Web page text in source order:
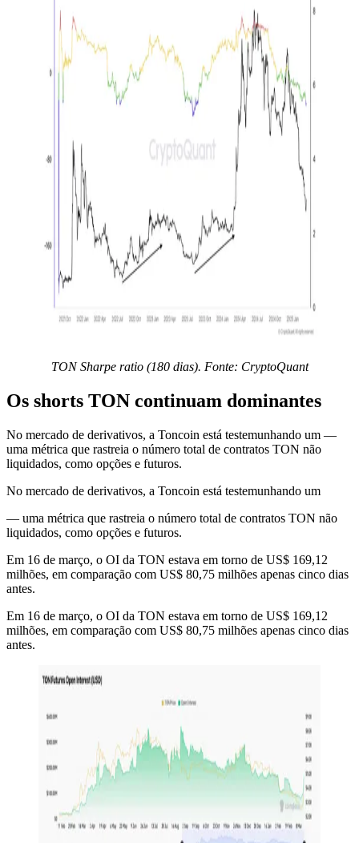
TON Sharpe ratio (180 dias). Fonte: CryptoQuant
Os shorts TON continuam dominantes
No mercado de derivativos, a Toncoin está testemunhando um —
uma métrica que rastreia o número total de contratos TON não
liquidados, como opções e futuros.
No mercado de derivativos, a Toncoin está testemunhando um
— uma métrica que rastreia o número total de contratos TON não
liquidados, como opções e futuros.
Em 16 de março, o OI da TON estava em torno de US$ 169,12
milhões, em comparação com US$ 80,75 milhões apenas cinco dias
antes.
Em 16 de março, o OI da TON estava em torno de US$ 169,12
milhões, em comparação com US$ 80,75 milhões apenas cinco dias
antes.